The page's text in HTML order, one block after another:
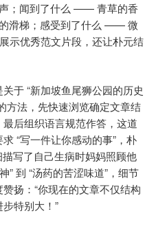
；闻到了什么 —— 青草的香
滑梯；感受到了什么 —— 微
示优秀范文片段，还让朴元结
于 “新加坡鱼尾狮公园的历史
方法，先快速浏览确定文章结
后组织语言规范作答，这道
“写一件让你感动的事”，朴
描写了自己生病时妈妈照顾他
” 到 “汤药的苦涩味道”，细节
扬：“你现在的文章不仅结构
特别大！”